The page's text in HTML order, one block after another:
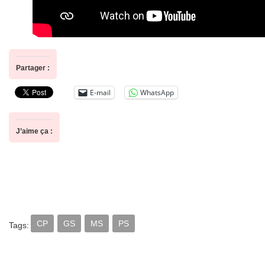
Partager :
E-mail WhatsApp
J’aime ça :
Tags: CP GS MS PS